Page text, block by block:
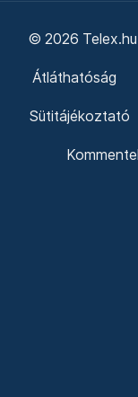
© 2026
Átláthatóság
Sütitájékoztató